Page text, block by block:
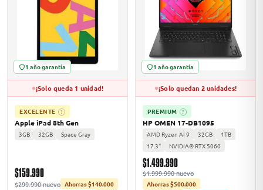
1 año garantía
¡Solo queda 1 unidad!
EXCELENTE ?
Apple iPad 8th Gen
3GB 32GB Space Gray
$159.990
$299.990 nuevo Ahorras $140.000
1 año garantía
¡Solo quedan 2 unidades!
PREMIUM ?
HP OMEN 17-DB1095
AMD Ryzen AI 9 32GB
1TB
17.3"
NVIDIA® RTX 5060
$1.499.990
$1.999.990 nuevo
Ahorras $500.000